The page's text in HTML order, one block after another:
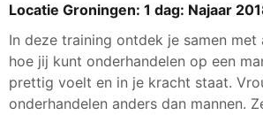
Locatie Groningen: 1 dag: Najaar
In deze training ontdek je samen met
hoe jij kunt onderhandelen op een
prettig voelt en in je kracht staat.
onderhandelen anders dan mannen.